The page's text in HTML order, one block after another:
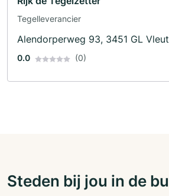
Tegelleverancier
Alendorperweg 93, 3451 GL
0.0 (0)
Steden bij jou in de